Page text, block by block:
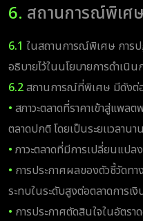
6. สถานการณ์พิเศษ
6.1 ในสถานการณ์พิเศษ การ
อธิบายไว้ในนโยบายการดำเนิน
6.2สถานการณ์ที่พิเศษ มีดังต่
• สภาวะตลาดที่ราคาเข้าสู่แพล
ตลาดปกติ โดยเป็นระยเเวลานาน
• ภาวะตลาดที่มีการเปลี่ยนแปล
• การประกาศผลของตัวชี้วัดท
ระทบในระดับสูงต่อตลาดการเงิ
• การประกาศตัดสินใจในอัตร